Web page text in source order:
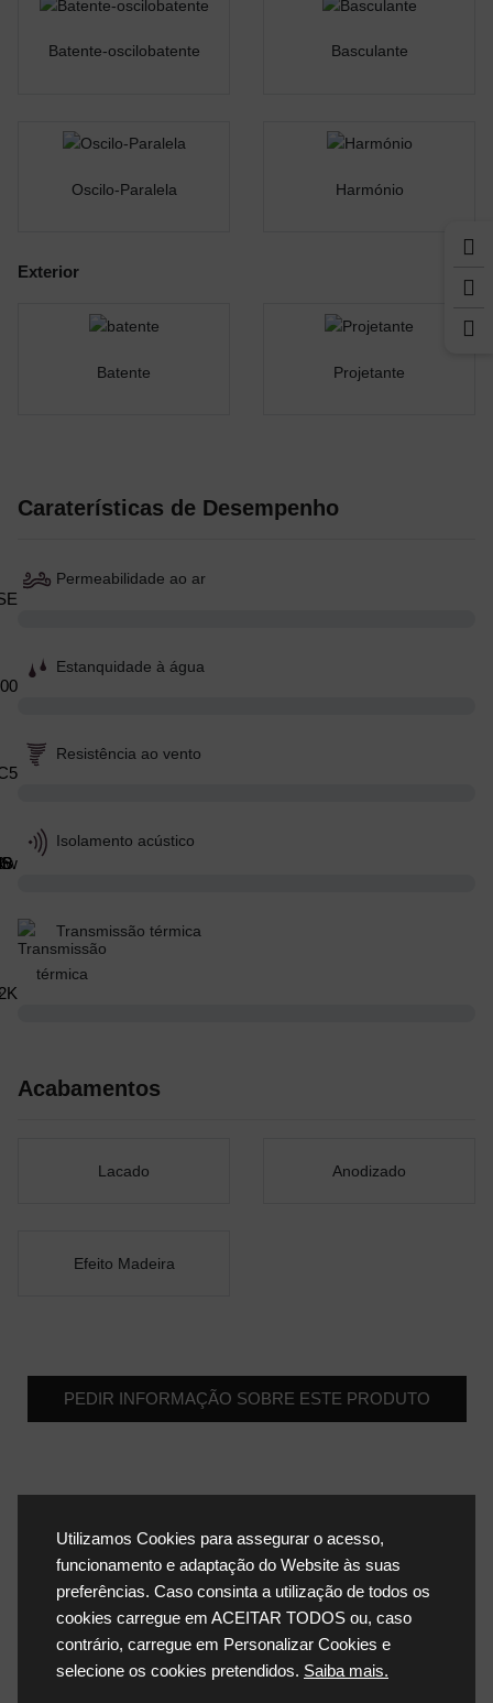
Batente-oscilobatente Basculante
Oscilo-Paralela Harmónio
Exterior
Batente Projetante
Caraterísticas de Desempenho
Permeabilidade ao ar
Estanquidade à água
Resistência ao vento
Isolamento acústico
46 dB
Transmissão térmica
Acabamentos
Lacado Anodizado
Efeito Madeira
PEDIR INFORMAÇÃO SOBRE ESTE PRODUTO
Utilizamos Cookies para assegurar o acesso,
funcionamento e adaptação do Website às suas
preferências. Caso consinta a utilização de todos os
cookies carregue em ACEITAR TODOS ou, caso
contrário, carregue em Personalizar Cookies e
selecione os cookies pretendidos. Saiba mais.